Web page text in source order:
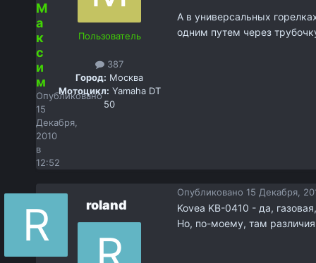
М
а
к
с
и
м
Опубликовано
15
Декабря,
2010
в
12:52
Пользователь
387
Город: Москва
Мотоцикл: Yamaha DT
50
А в универсальных
одним путем через
roland
Опубликовано15 Декабря,
Kovea KB-0410 - да,
Но, по-моему, там